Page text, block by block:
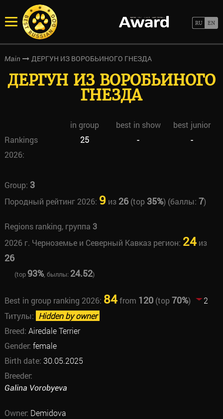
Main ДЕРГУН ИЗ ВОРОБЬИНОГО ГНЕЗДА
ДЕРГУН ИЗ ВОРОБЬИНОГО
ГНЕЗДА
in group best in show
best junior
Rankings
2026:
25 - -
Group: 3
Породный рейтинг 2026: 9 из 26(top 35%) (баллы: 7)
Regions ranking, группа 3
2026 г. Черноземье и Северный Кавказ регион: 24из
26
(top93%, быллы: 24.52)
Best in group ranking 2026: 84from 120(top70%)
2
Титулы: Hidden by owner
Breed: Airedale Terrier
Gender: female
Birth date: 30.05.2025
Breeder:
Galina Vorobyeva
Owner: Demidova